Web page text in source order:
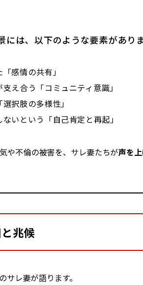
には、以下のような要素があり
感情の共有」
え合う「コミュニティ意識」
択肢の多様性」
いという「自己肯定と再起」
や不倫の被害を、サレ妻たちが声を
兆候
サレ妻が語ります。